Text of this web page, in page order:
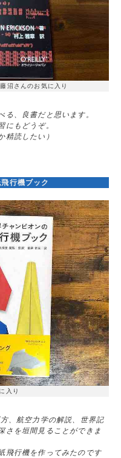
沼さんのお気に入り
、良書だと思います。
にもどうぞ。
精読したい）
行機ブック
入り
、航空力学の解説、世界記
さを垣間見ることができま
飛行機を作ってみたのです